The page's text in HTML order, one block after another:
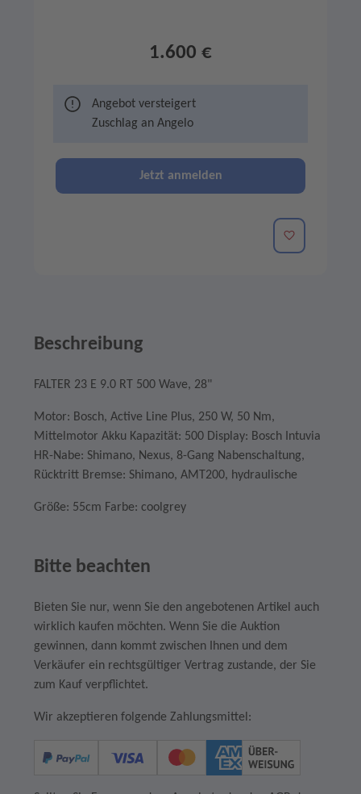
1.600 €
Angebot versteigert
Zuschlag an Angelo
Jetzt anmelden
Merken
Beschreibung
FALTER 23 E 9.0 RT 500 Wave, 28"
Motor: Bosch, Active Line Plus, 250 W, 50 Nm,
Mittelmotor Akku Kapazität: 500 Display: Bosch Intuvia
HR-Nabe: Shimano, Nexus, 8-Gang Nabenschaltung,
Rücktritt Bremse: Shimano, AMT200, hydraulische
Größe: 55cm Farbe: coolgrey
Bitte beachten
Bieten Sie nur, wenn Sie den angebotenen Artikel auch
wirklich kaufen möchten. Wenn Sie die Auktion
gewinnen, dann kommt zwischen Ihnen und dem
Verkäufer ein rechtsgültiger Vertrag zustande, der Sie
zum Kauf verpflichtet.
Wir akzeptieren folgende Zahlungsmittel: